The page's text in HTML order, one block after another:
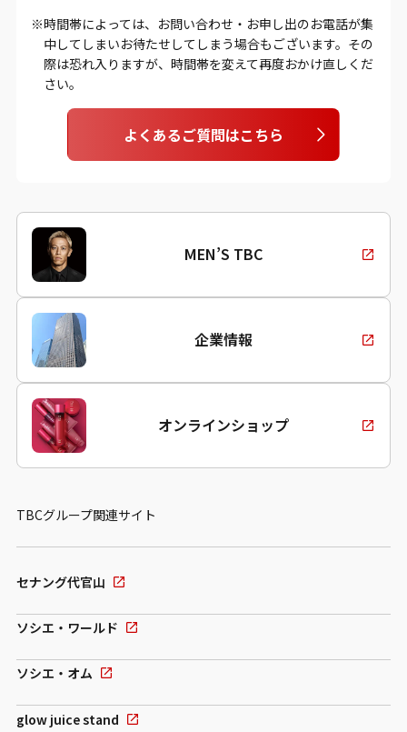
時間帯によっては、お問い合わせ・お申し出のお電話が集
中してしまいお待たせしてしまう場合もございます。その
際は恐れ入りますが、時間帯を変えて再度おかけ直しくだ
さい。
よくあるご質問はこちら
MEN’S TBC
企業情報
オンラインショップ
TBCグループ関連サイト
セナング代官山
ソシエ・ワールド
ソシエ・オム
glow juice stand